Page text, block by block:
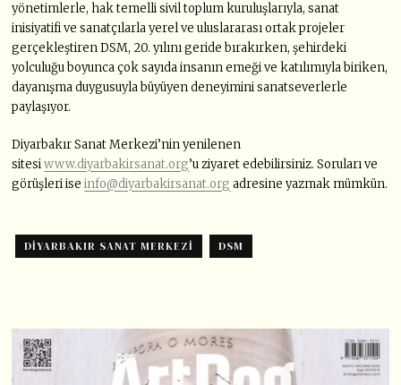
yönetimlerle, hak temelli sivil toplum kuruluşlarıyla, sanat
inisiyatifi ve sanatçılarla yerel ve uluslararası ortak projeler
gerçekleştiren DSM, 20. yılını geride bırakırken, şehirdeki
yolculuğu boyunca çok sayıda insanın emeği ve katılımıyla biriken,
dayanışma duygusuyla büyüyen deneyimini sanatseverlerle
paylaşıyor.
Diyarbakır Sanat Merkezi’nin yenilenen
sitesiwww.diyarbakirsanat.org’u ziyaret edebilirsiniz. Soruları ve
görüşleri iseinfo@diyarbakirsanat.org adresine yazmak mümkün.
DIYARBAKIR SANAT MERKEZI DSM